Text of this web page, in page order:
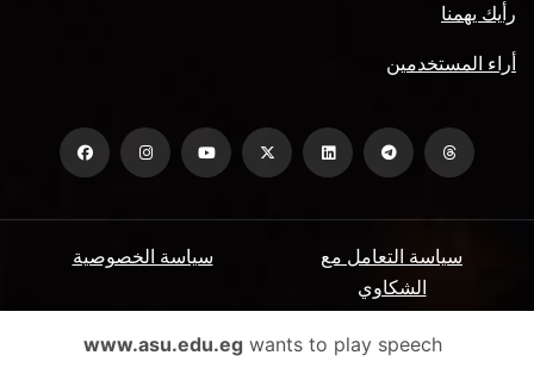
رأيك يهمنا
أراء المستخدمين
سياسة الخصوصية
سياسة التعامل مع
الشكاوي
الأسئلة الشائعة ميثاق المتعاملين www.asu.edu.egwants to play speech